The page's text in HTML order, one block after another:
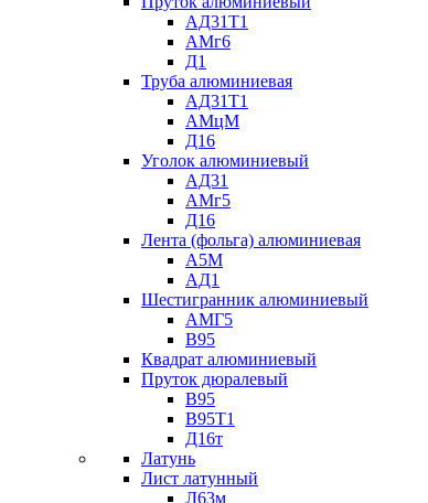
АД31Т1
АМг6
Д1
Труба алюминиевая
АД31Т1
АМцМ
Д16
Уголок алюминиевый
АД31
АМг5
Д16
Лента (фольга) алюминиевая
А5М
АД1
Шестигранник алюминиевый
АМГ5
В95
Квадрат алюминиевый
Пруток дюралевый
В95
В95Т1
Д16т
Латунь
Лист латунный
Л63м